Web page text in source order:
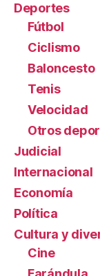
Deportes
Fútbol
Ciclismo
Baloncesto
Tenis
Velocidad
Otros
Judicial
Internacional
Economía
Política
Cultura y
Cine